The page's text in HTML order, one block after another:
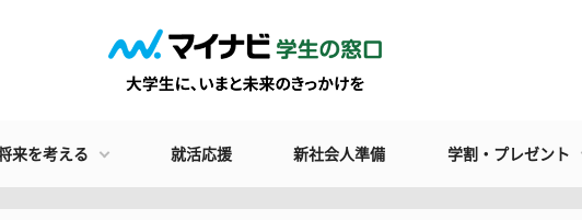
来を考える 就活応援 新社会人準備 学割・プレゼント